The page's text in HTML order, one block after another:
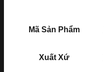
Mã Sản Phẩm
Xuất Xứ